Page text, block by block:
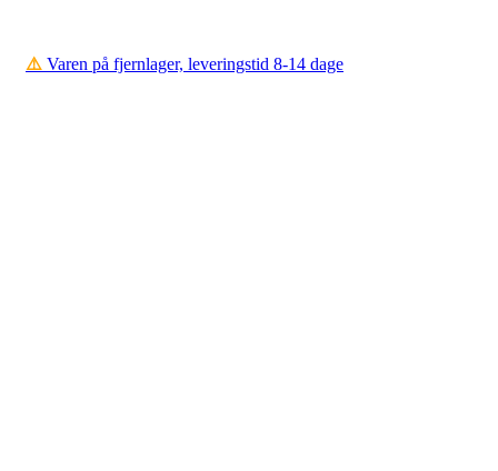
⚠️ Varen på fjernlager, leveringstid 8-14 dage